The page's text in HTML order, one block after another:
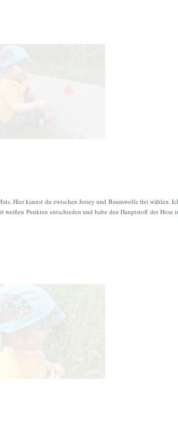
Hier kannst du zwischen Jersey und Baumwolle frei wählen.
weißen Punkten entschieden und habe den Hauptstoff der Hose